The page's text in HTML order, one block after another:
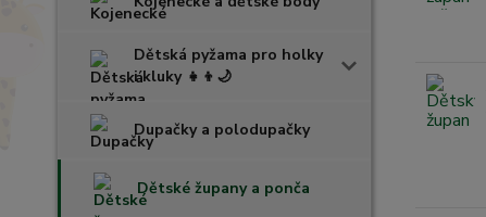
Dětská pyžama pro holky
i kluky 👧👦🌙
Dupačky a polodupačky
Dětské župany a ponča